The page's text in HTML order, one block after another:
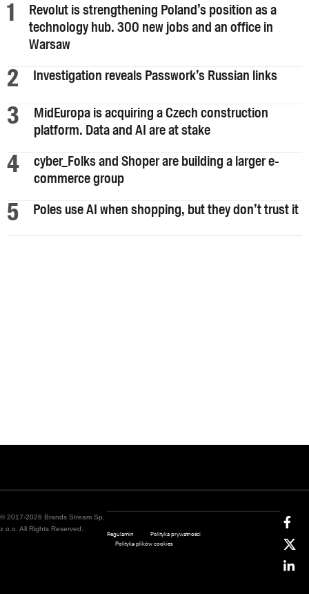
Revolut is strengthening Poland’s position as a
technology hub. 300 new jobs and an office in
Warsaw
Investigation reveals Passwork’s Russian links
MidEuropa is acquiring a Czech construction
platform. Data and AI are at stake
cyber_Folks and Shoper are building a larger e-
commerce group
Poles use AI when shopping, but they don’t trust it
© 2017-2026 Brands Stream Sp.
z o.o. All Rights Reserved.
Regulamin
Polityka prywatności
Polityka plików cookies